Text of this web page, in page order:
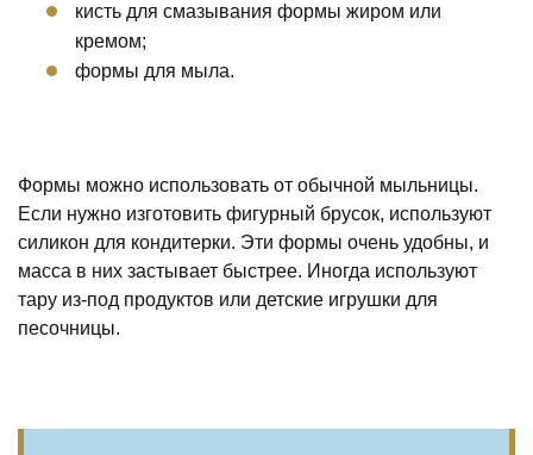
кисть для смазывания формы жиром или
кремом;
формы для мыла.
Формы можно использовать от обычной мыльницы.
Если нужно изготовить фигурный брусок, используют
силикон для кондитерки. Эти формы очень удобны, и
масса в них застывает быстрее. Иногда используют
тару из-под продуктов или детские игрушки для
песочницы.